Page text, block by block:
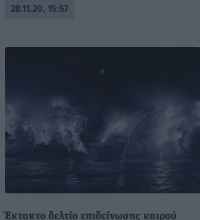
28.11.20, 15:57
Έκτακτο δελτίο επιδείνωσης καιρού